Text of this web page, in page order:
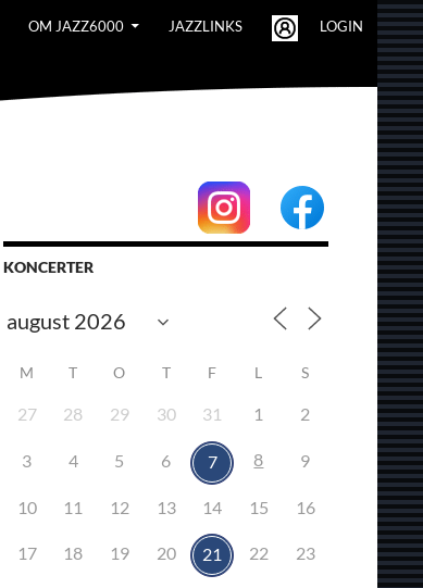
OM JAZZ6000 JAZZLINKS LOGIN
KONCERTER
M T O T F L S
27 28 29 30 31 1 2
3 4 5 6 7 8 9
10 11 12 13 14 15 16
17 18 19 20 21 22 23